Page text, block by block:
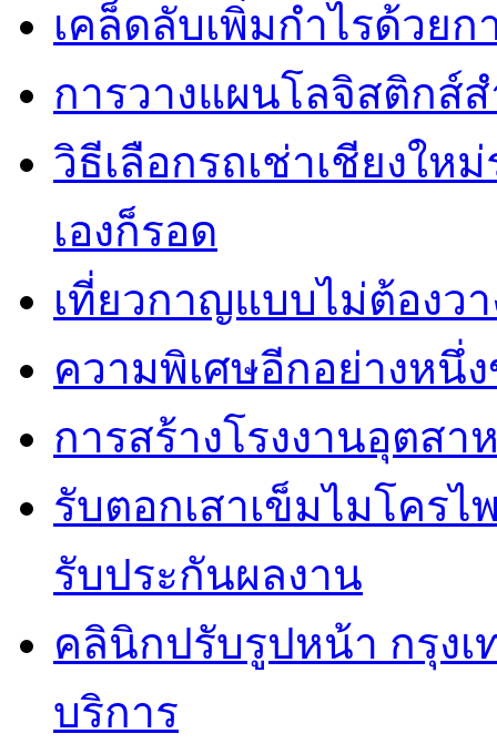
เคล็ดลับเพิ่มกำไรด้วย
การวางแผนโลจิสติกส์
วิธีเลือกรถเช่าเชียงให
เองก็รอด
เที่ยวกาญแบบไม่ต้องว
ความพิเศษอีกอย่างหนึ่
การสร้างโรงงานอุตสา
รับตอกเสาเข็มไมโคร
รับประกันผลงาน
คลินิกปรับรูปหน้า กรุง
บริการ